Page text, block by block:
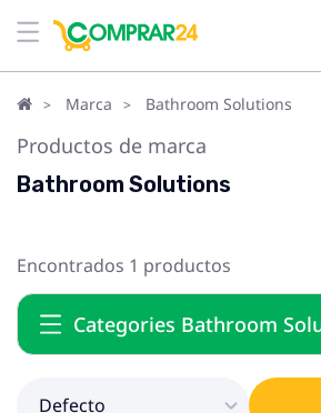
Defecto
Marca Bathroom Solutions
Productos de marca
Bathroom Solutions
Encontrados 1 productos
Categories Bathroom
Defecto